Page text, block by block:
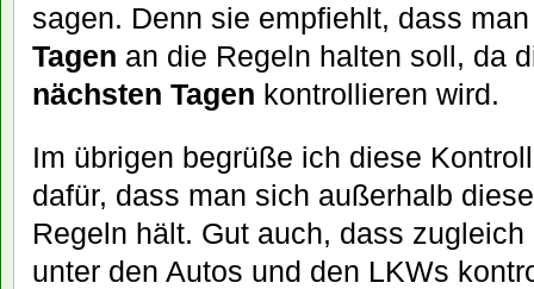
sagen. Denn sie empfiehlt, dass
Tagen an die Regeln halten soll, da
nächsten Tagen kontrollieren wird.
Im übrigen begrüße ich diese
dafür, dass man sich außerhalb
Regeln hält. Gut auch, dass
unter den Autos und den LKWs